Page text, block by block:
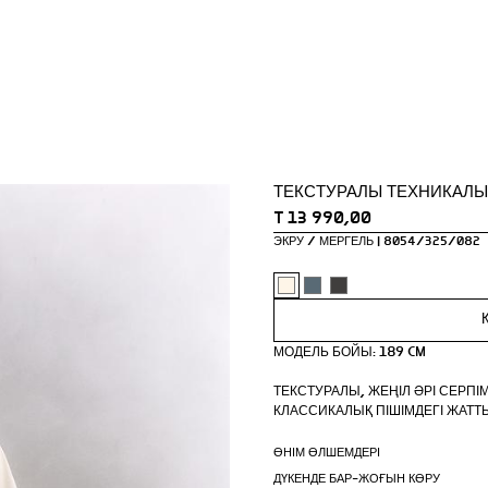
ТЕКСТУРАЛЫ
T 13 990,00
ЭКРУ / МЕРГЕЛЬ 8054/325/082
МОДЕЛЬ БОЙЫ: 189 CM
ТЕКСТУРАЛЫ, ЖЕҢІЛ ӘРІ
КЛАССИКАЛЫҚ ПІШІМДЕГІ
- 2-ДЕҢГЕЙЛІ QUICK DRY
ӨНІМ ӨЛШЕМДЕРІ
ДҮКЕНДЕ БАР-ЖОҒЫН КӨРУ